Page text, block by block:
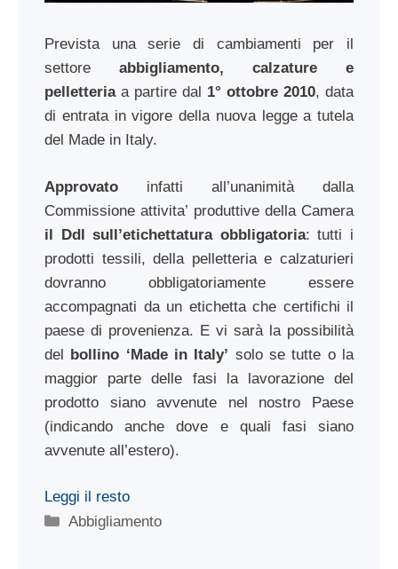
Prevista una serie di cambiamenti per il
settore abbigliamento, calzature e
pelletteriaa partire dal 1° ottobre 2010, data
di entrata in vigore della nuova legge a tutela
del Made in Italy.
Approvato infatti all’unanimità dalla
Commissione attivita’ produttive della Camera
il Ddl sull’etichettatura obbligatoria: tutti i
prodotti tessili, della pelletteria e calzaturieri
dovranno obbligatoriamente essere
accompagnati da un etichetta che certifichi il
paese di provenienza. E vi sarà la possibilità
del bollino ‘Made in Italy’ solo se tutte o la
maggior parte delle fasi la lavorazione del
prodotto siano avvenute nel nostro Paese
(indicando anche dove e quali fasi siano
avvenute all’estero).
Leggi il resto
Categorie
Abbigliamento